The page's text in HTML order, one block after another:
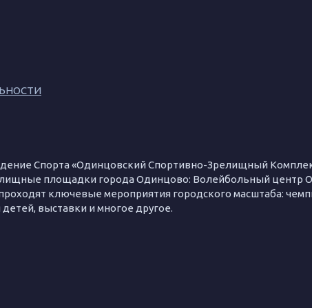
Спорта «Одинцовский Спортивно-Зрелищный
площадки города Одинцово: Волейбольный центр
ключевые мероприятия городского масштаба:
выставки и многое другое.